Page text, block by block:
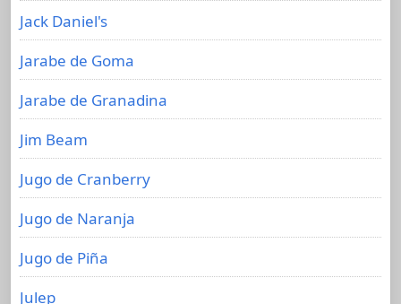
Jack Daniel's
Jarabe de Goma
Jarabe de Granadina
Jim Beam
Jugo de Cranberry
Jugo de Naranja
Jugo de Piña
Julep